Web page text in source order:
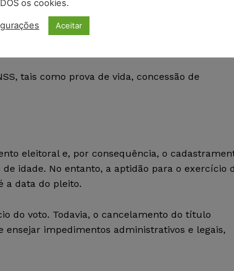
tais como prova de vida, concessão de
eleitoral e, por consequência, o
idade. No entanto, a aptidão para o exercício
a data do pleito.
do voto. Todavia, o cancelamento do título
impedimentos administrativos e legais,
os cookies.
Aceitar